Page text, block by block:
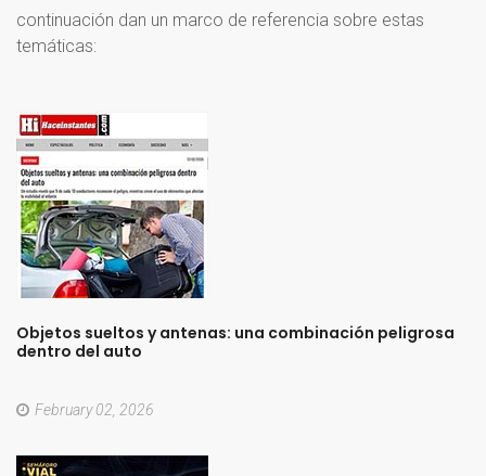
continuación dan un marco de referencia sobre estas
temáticas:
Objetos sueltos y antenas: una combinación peligrosa
dentro del auto
February 02, 2026